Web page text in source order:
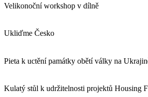
Velikonoční workshop v dílně
Ukliďme Česko
Pieta k uctění památky obětí války na
Kulatý stůl k udržitelnosti projektů Housing